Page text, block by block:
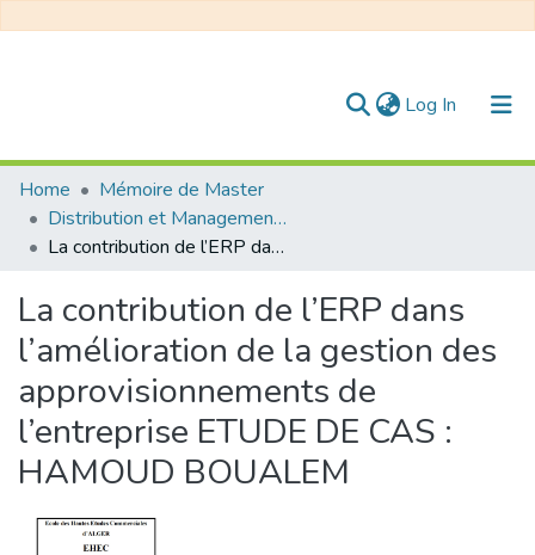
Log In (current)
Communities & Collections
All of DSpace
Home
Mémoire de Master
Distribution et Management de la Chaîne Logistique
La contribution de l’ERP dans l’amélioration de la gestion des approvisionnements de l’entreprise ETUDE DE CAS : HAMOUD BOUALEM
La contribution de l’ERP dans
l’amélioration de la gestion des
approvisionnements de
l’entreprise ETUDE DE CAS :
HAMOUD BOUALEM